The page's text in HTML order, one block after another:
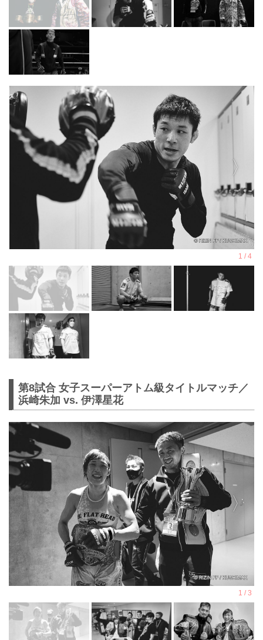
第8試合 女子スーパーアトム級タイトルマッチ／
浜崎朱加 vs. 伊澤星花